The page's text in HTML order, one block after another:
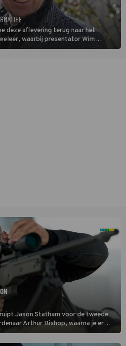
deze aflevering terug naar het
waarbij presentator Wim
op reis door de tijd aan de hand van
Jason Statham voor de tweede
Arthur Bishop, waarna je er
van Bishops geplande pensioen niet